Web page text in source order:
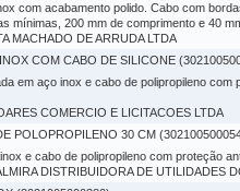
com acabamento polido. Cabo com
mínimas, 200 mm de comprimento e 40
MACHADO DE ARRUDA LTDA
COM CABO DE SILICONE
em aço inox e cabo de polipropileno
COMERCIO E LICITACOES LTDA
POLOPROPILENO 30 CM
e cabo de polipropileno com proteção
DISTRIBUIDORA DE UTILIDADES